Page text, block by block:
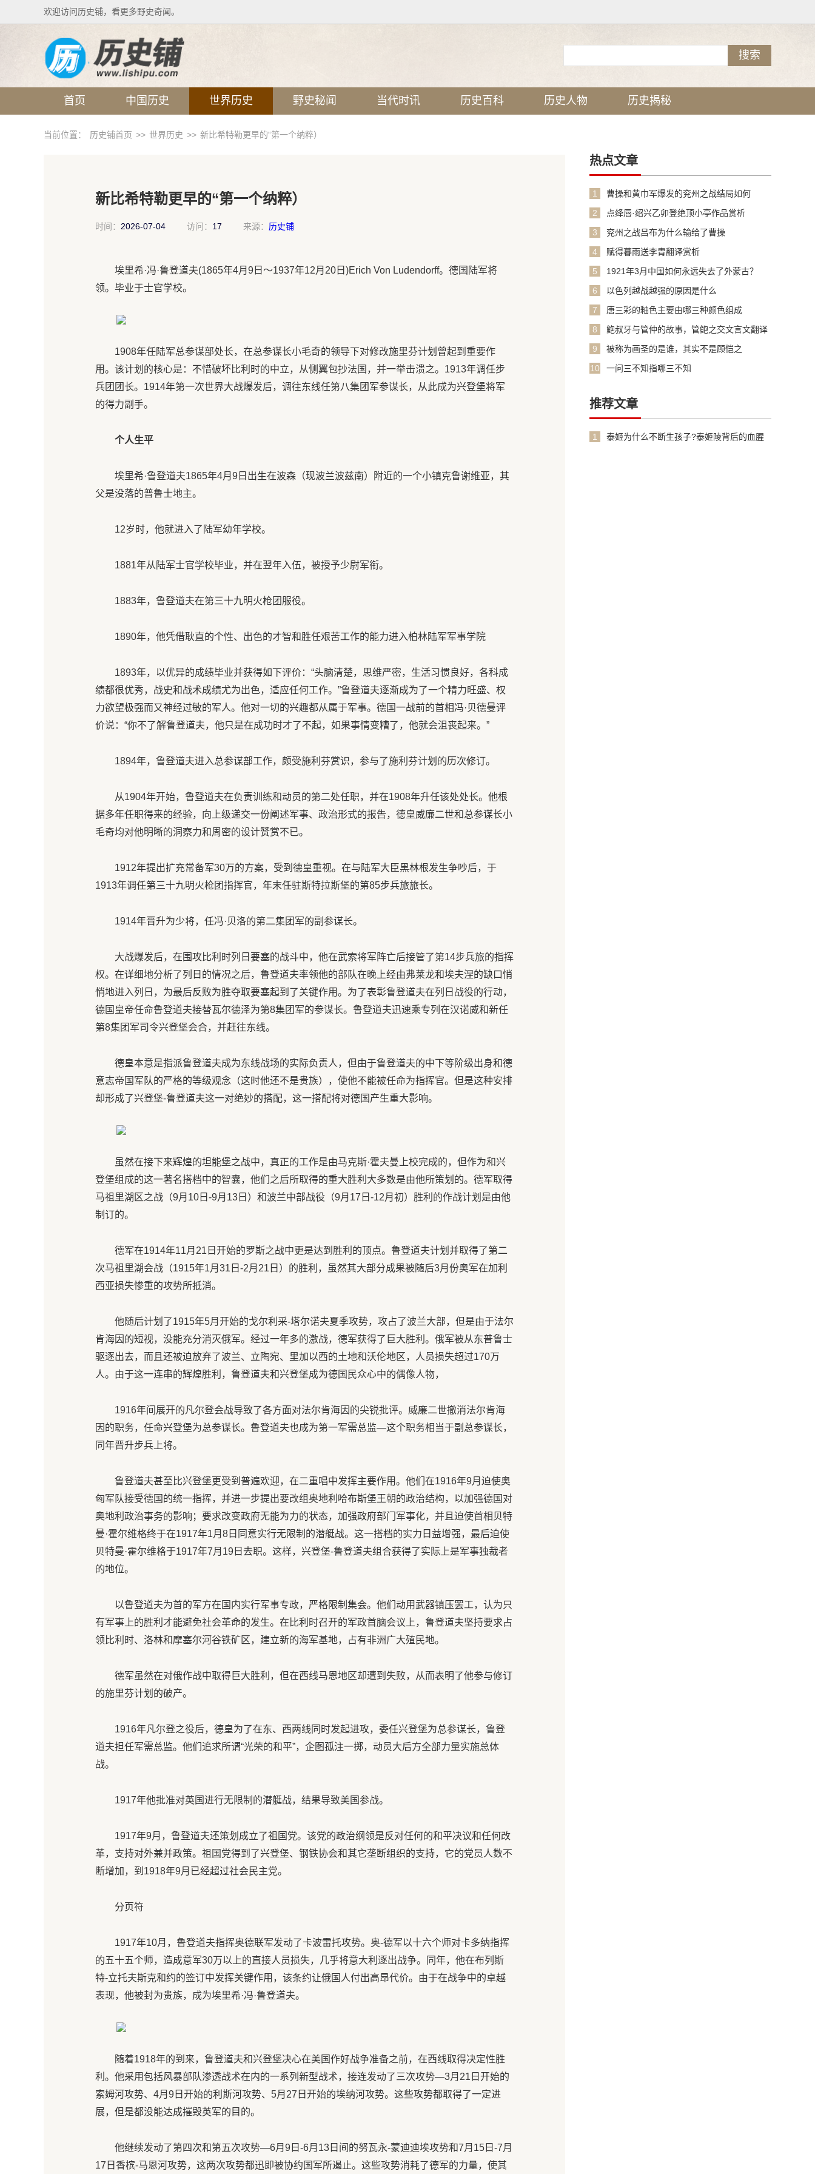
欢迎访问历史铺，看更多野史奇闻。
首页 中国历史 世界历史 野史秘闻 当代时讯 历史百科 历史人物 历史揭秘
当前位置： 历史铺首页 >> 世界历史 >> 新比希特勒更早的“第一个纳粹）
新比希特勒更早的“第一个纳粹）
时间： 2026-07-04 访问： 17 来源： 历史铺
埃里希·冯·鲁登道夫(1865年4月9日～1937年12月20日)Erich Von Ludendorff。德国陆军将
领。毕业于士官学校。
1908年任陆军总参谋部处长，在总参谋长小毛奇的领导下对修改施里芬计划曾起到重要作
用。该计划的核心是：不惜破坏比利时的中立，从侧翼包抄法国，并一举击溃之。1913年调任步
兵团团长。1914年第一次世界大战爆发后，调往东线任第八集团军参谋长，从此成为兴登堡将军
的得力副手。
个人生平
埃里希·鲁登道夫1865年4月9日出生在波森（现波兰波兹南）附近的一个小镇克鲁谢维亚，其
父是没落的普鲁士地主。
12岁时，他就进入了陆军幼年学校。
1881年从陆军士官学校毕业，并在翌年入伍，被授予少尉军衔。
1883年，鲁登道夫在第三十九明火枪团服役。
1890年，他凭借耿直的个性、出色的才智和胜任艰苦工作的能力进入柏林陆军军事学院
1893年，以优异的成绩毕业并获得如下评价：“头脑清楚，思维严密，生活习惯良好，各科成
绩都很优秀，战史和战术成绩尤为出色，适应任何工作。”鲁登道夫逐渐成为了一个精力旺盛、权
力欲望极强而又神经过敏的军人。他对一切的兴趣都从属于军事。德国一战前的首相冯·贝德曼评
价说：“你不了解鲁登道夫，他只是在成功时才了不起，如果事情变糟了，他就会沮丧起来。”
1894年，鲁登道夫进入总参谋部工作，颇受施利芬赏识，参与了施利芬计划的历次修订。
从1904年开始，鲁登道夫在负责训练和动员的第二处任职，并在1908年升任该处处长。他根
据多年任职得来的经验，向上级递交一份阐述军事、政治形式的报告，德皇威廉二世和总参谋长小
毛奇均对他明晰的洞察力和周密的设计赞赏不已。
1912年提出扩充常备军30万的方案，受到德皇重视。在与陆军大臣黑林根发生争吵后，于
1913年调任第三十九明火枪团指挥官，年末任驻斯特拉斯堡的第85步兵旅旅长。
1914年晋升为少将，任冯·贝洛的第二集团军的副参谋长。
大战爆发后，在围攻比利时列日要塞的战斗中，他在武索将军阵亡后接管了第14步兵旅的指挥
权。在详细地分析了列日的情况之后，鲁登道夫率领他的部队在晚上经由弗莱龙和埃夫涅的缺口悄
悄地进入列日，为最后反败为胜夺取要塞起到了关键作用。为了表彰鲁登道夫在列日战役的行动，
德国皇帝任命鲁登道夫接替瓦尔德泽为第8集团军的参谋长。鲁登道夫迅速乘专列在汉诺威和新任
第8集团军司令兴登堡会合，并赶往东线。
德皇本意是指派鲁登道夫成为东线战场的实际负责人，但由于鲁登道夫的中下等阶级出身和德
意志帝国军队的严格的等级观念（这时他还不是贵族），使他不能被任命为指挥官。但是这种安排
却形成了兴登堡-鲁登道夫这一对绝妙的搭配，这一搭配将对德国产生重大影响。
虽然在接下来辉煌的坦能堡之战中，真正的工作是由马克斯·霍夫曼上校完成的，但作为和兴
登堡组成的这一著名搭档中的智囊，他们之后所取得的重大胜利大多数是由他所策划的。德军取得
马祖里湖区之战（9月10日-9月13日）和波兰中部战役（9月17日-12月初）胜利的作战计划是由他
制订的。
德军在1914年11月21日开始的罗斯之战中更是达到胜利的顶点。鲁登道夫计划并取得了第二
次马祖里湖会战（1915年1月31日-2月21日）的胜利，虽然其大部分成果被随后3月份奥军在加利
西亚损失惨重的攻势所抵消。
他随后计划了1915年5月开始的戈尔利采-塔尔诺夫夏季攻势，攻占了波兰大部，但是由于法尔
肯海因的短视，没能充分消灭俄军。经过一年多的激战，德军获得了巨大胜利。俄军被从东普鲁士
驱逐出去，而且还被迫放弃了波兰、立陶宛、里加以西的土地和沃伦地区，人员损失超过170万
人。由于这一连串的辉煌胜利，鲁登道夫和兴登堡成为德国民众心中的偶像人物，
1916年间展开的凡尔登会战导致了各方面对法尔肯海因的尖锐批评。威廉二世撤消法尔肯海
因的职务，任命兴登堡为总参谋长。鲁登道夫也成为第一军需总监—这个职务相当于副总参谋长，
同年晋升步兵上将。
鲁登道夫甚至比兴登堡更受到普遍欢迎，在二重唱中发挥主要作用。他们在1916年9月迫使奥
匈军队接受德国的统一指挥，并进一步提出要改组奥地利哈布斯堡王朝的政治结构，以加强德国对
奥地利政治事务的影响；要求改变政府无能为力的状态，加强政府部门军事化，并且迫使首相贝特
曼·霍尔维格终于在1917年1月8日同意实行无限制的潜艇战。这一搭档的实力日益增强，最后迫使
贝特曼·霍尔维格于1917年7月19日去职。这样，兴登堡-鲁登道夫组合获得了实际上是军事独裁者
的地位。
以鲁登道夫为首的军方在国内实行军事专政，严格限制集会。他们动用武器镇压罢工，认为只
有军事上的胜利才能避免社会革命的发生。在比利时召开的军政首脑会议上，鲁登道夫坚持要求占
领比利时、洛林和摩塞尔河谷铁矿区，建立新的海军基地，占有非洲广大殖民地。
德军虽然在对俄作战中取得巨大胜利，但在西线马恩地区却遭到失败，从而表明了他参与修订
的施里芬计划的破产。
1916年凡尔登之役后，德皇为了在东、西两线同时发起进攻，委任兴登堡为总参谋长，鲁登
道夫担任军需总监。他们追求所谓“光荣的和平”，企图孤注一掷，动员大后方全部力量实施总体
战。
1917年他批准对英国进行无限制的潜艇战，结果导致美国参战。
1917年9月，鲁登道夫还策划成立了祖国党。该党的政治纲领是反对任何的和平决议和任何改
革，支持对外兼并政策。祖国党得到了兴登堡、钢铁协会和其它垄断组织的支持，它的党员人数不
断增加，到1918年9月已经超过社会民主党。
分页符
1917年10月，鲁登道夫指挥奥德联军发动了卡波雷托攻势。奥-德军以十六个师对卡多纳指挥
的五十五个师，造成意军30万以上的直接人员损失，几乎将意大利逐出战争。同年，他在布列斯
特-立托夫斯克和约的签订中发挥关键作用，该条约让俄国人付出高昂代价。由于在战争中的卓越
表现，他被封为贵族，成为埃里希·冯·鲁登道夫。
随着1918年的到来，鲁登道夫和兴登堡决心在美国作好战争准备之前，在西线取得决定性胜
利。他采用包括风暴部队渗透战术在内的一系列新型战术，接连发动了三次攻势—3月21日开始的
索姆河攻势、4月9日开始的利斯河攻势、5月27日开始的埃纳河攻势。这些攻势都取得了一定进
展，但是都没能达成摧毁英军的目的。
他继续发动了第四次和第五次攻势—6月9日-6月13日间的努瓦永-蒙迪迪埃攻势和7月15日-7月
17日香槟-马恩河攻势，这两次攻势都迅即被协约国军所遏止。这些攻势消耗了德军的力量，使其
热点文章
1
曹操和黄巾军爆发的兖州之战结局如何
2
点绛唇·绍兴乙卯登绝顶小亭作品赏析
3
兖州之战吕布为什么输给了曹操
4
赋得暮雨送李胄翻译赏析
5
1921年3月中国如何永远失去了外蒙古？
6
以色列越战越强的原因是什么
7
唐三彩的釉色主要由哪三种颜色组成
8
鲍叔牙与管仲的故事，管鲍之交文言文翻译
9
被称为画圣的是谁，其实不是顾恺之
10
一问三不知指哪三不知
推荐文章
1
泰姬为什么不断生孩子?泰姬陵背后的血腥